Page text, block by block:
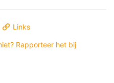
Links
Rapporteer het bij